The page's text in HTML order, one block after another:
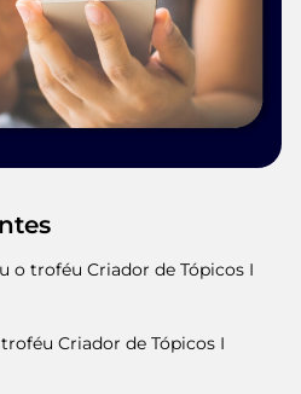
o troféu Criador de Tópicos I
Criador de Tópicos I